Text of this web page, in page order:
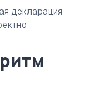
декларация